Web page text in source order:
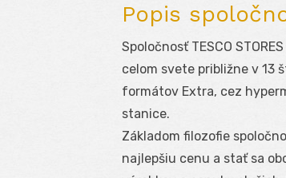
Popis
Spoločnosť TESCO STORES
celom svete približne v 13
formátov Extra, cez
stanice.
Základom filozofie
najlepšiu cenu a stať sa